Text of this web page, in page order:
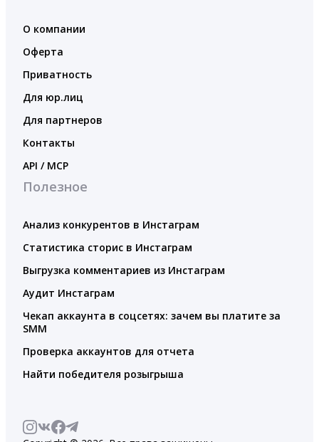
О компании
Оферта
Приватность
Для юр.лиц
Для партнеров
Контакты
API / MCP
Полезное
Анализ конкурентов в Инстаграм
Статистика сторис в Инстаграм
Выгрузка комментариев из Инстаграм
Аудит Инстаграм
Чекап аккаунта в соцсетях: зачем вы платите за
SMM
Проверка аккаунтов для отчета
Найти победителя розыгрыша